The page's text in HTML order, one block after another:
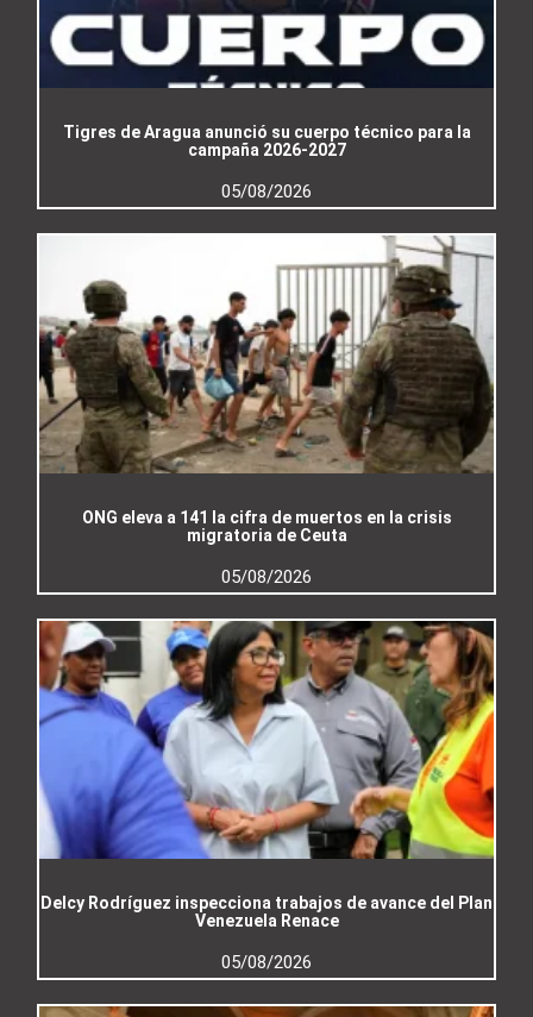
Tigres de Aragua anunció su cuerpo técnico para la
campaña 2026-2027
05/08/2026
ONG eleva a 141 la cifra de muertos en la crisis
migratoria de Ceuta
05/08/2026
Delcy Rodríguez inspecciona trabajos de avance del Plan
Venezuela Renace
05/08/2026